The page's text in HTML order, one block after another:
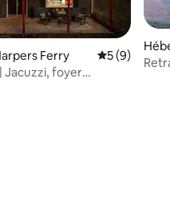
Ferry Évaluation
5 (9)
Jacuzzi, foyer
n